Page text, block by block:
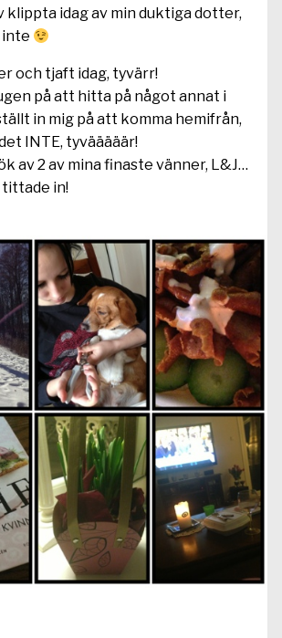
klippta idag av min duktiga dotter,
inte
och tjaft idag, tyvärr!
på att hitta på något annat i
in mig på att komma hemifrån,
INTE, tyvääääär!
av 2 av mina finaste vänner, L&J…
in!